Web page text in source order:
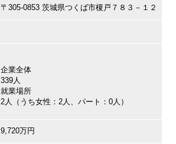
〒305-0853 茨城県つくば市榎戸７８３－１２
企業全体
339人
就業場所
2人（うち女性：2人、パート：0人）
9,720万円